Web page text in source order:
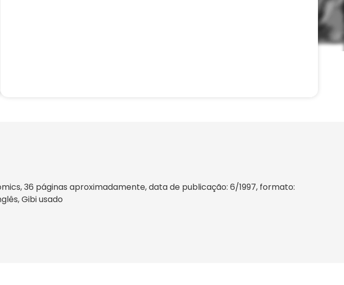
36 páginas aproximadamente, data de publicação: 6/1997, formato:
Gibi usado